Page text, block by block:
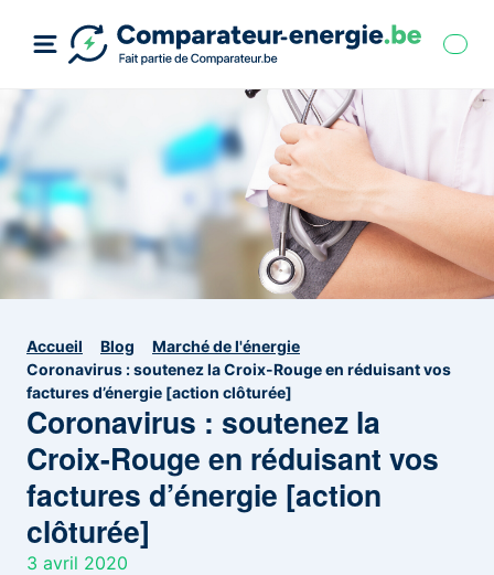
Accueil Blog
Marché de l'énergie
Coronavirus : soutenez la Croix-Rouge en réduisant vos
factures d’énergie [action clôturée]
Coronavirus : soutenez la
Croix-Rouge en réduisant vos
factures d’énergie [action
clôturée]
3 avril 2020